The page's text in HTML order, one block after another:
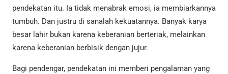
pendekatan itu. Ia tidak menabrak emosi, ia membiarkannya
tumbuh. Dan justru di sanalah kekuatannya. Banyak karya
besar lahir bukan karena keberanian berteriak, melainkan
karena keberanian berbisik dengan jujur.
Bagi pendengar, pendekatan ini memberi pengalaman yang